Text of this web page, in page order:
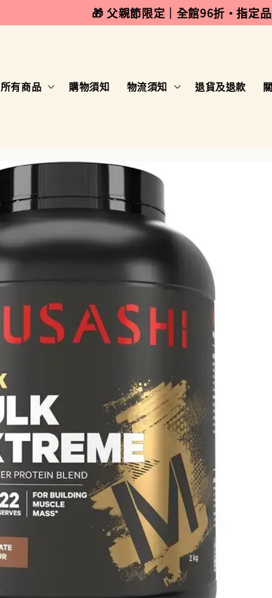
🎁 父親節限定｜全館96折・指定
所有商品 購物須知 物流須知 退貨及退款